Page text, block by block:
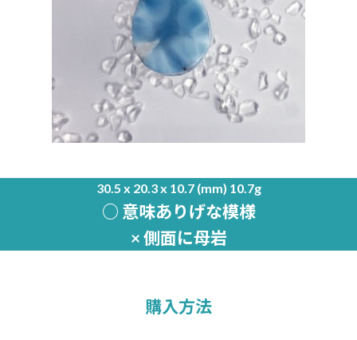
30.5 x 20.3 x 10.7 (mm) 10.7g
○ 意味ありげな模様
× 側面に母岩
購入方法